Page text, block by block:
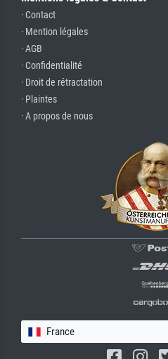
· Contact
· Mention légales
· AGB
· Confidentialité
· Droit de rétractation
· Plaintes
· A propos de nous
France